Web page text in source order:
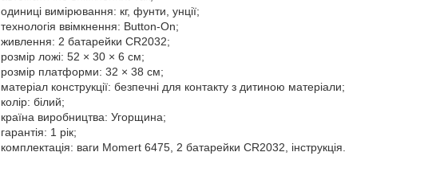
одиниці вимірювання: кг, фунти, унції;
технологія ввімкнення: Button-On;
живлення: 2 батарейки CR2032;
розмір ложі: 52 × 30 × 6 см;
розмір платформи: 32 × 38 см;
матеріал конструкції: безпечні для контакту з дитиною матеріали;
колір: білий;
країна виробництва: Угорщина;
гарантія: 1 рік;
комплектація: ваги Momert 6475, 2 батарейки CR2032, інструкція.